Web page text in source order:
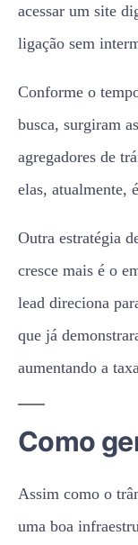
acessar um site
ligação sem
Conforme o
busca, surgiram
agregadores de
elas, atualmente,
Outra estratégia
cresce mais é o
lead direciona
que já
aumentando a
Como
Assim como o
uma boa